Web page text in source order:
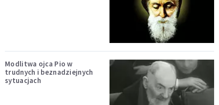
Modlitwa ojca Pio w
trudnych i beznadziejnych
sytuacjach